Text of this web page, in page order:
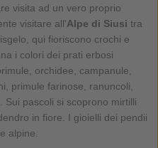
visita ad un vero proprio
visitare all'Alpe di Siusi tra
qui fioriscono crochi e
i colori dei prati erbosi
orchidee, campanule,
primule farinose, ranuncoli,
pascoli si scoprono mirtilli
in fiore. I gioielli dei pendii
alpine.